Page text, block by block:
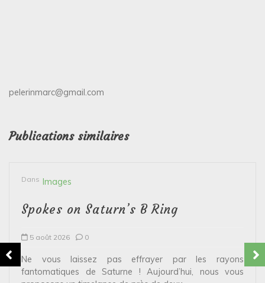
pelerinmarc@gmail.com
Publications similaires
Dans Images
Spokes on Saturn’s B Ring
5 août 2026 0
Ne vous laissez pas effrayer par les rayons
fantomatiques de Saturne ! Aujourd’hui, nous vous